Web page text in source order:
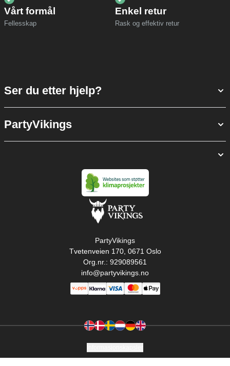
Vårt formål
Fellesskap
Enkel retur
Rask og effektiv retur
Ser du etter hjelp?
PartyVikings
PartyVikings
Tvetenveien 170, 0671 Oslo
Org.nr.: 929089561
info@partyvikings.no